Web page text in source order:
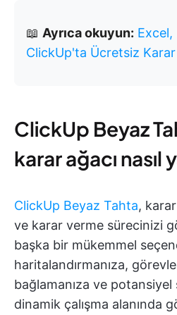
📖 Ayrıca okuyun: Excel,
ClickUp'ta Ücretsiz Karar
ClickUp Beyaz
karar ağacı nasıl
ClickUp Beyaz Tahta,
ve karar verme sürecinizi
başka bir mükemmel
haritalandırmanıza,
bağlamanıza ve potansiyel
dinamik çalışma alanında